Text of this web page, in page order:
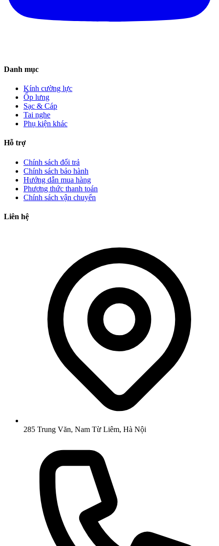
Danh mục
Kính cường lực
Ốp lưng
Sạc & Cáp
Tai nghe
Phụ kiện khác
Hỗ trợ
Chính sách đổi trả
Chính sách bảo hành
Hướng dẫn mua hàng
Phương thức thanh toán
Chính sách vận chuyển
Liên hệ
285 Trung Văn, Nam Từ Liêm, Hà Nội